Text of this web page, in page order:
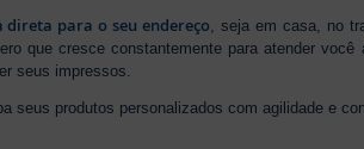
direta para o seu endereço , seja em casa, no
que cresce constantemente para atender
seus impressos.
seus produtos personalizados com agilidade e